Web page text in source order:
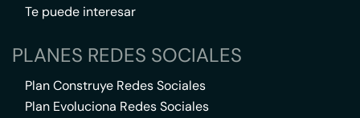
Te puede interesar
PLANES REDES SOCIALES
Plan Construye Redes Sociales
Plan Evoluciona Redes Sociales